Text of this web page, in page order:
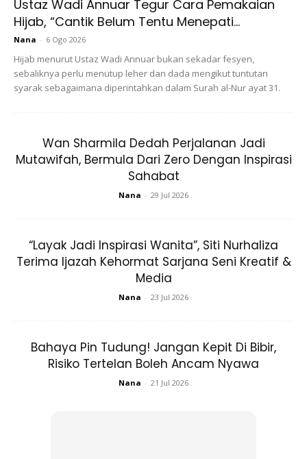
Nasi minyak & ayam percik with papadom
Ustaz Wadi Annuar Tegur Cara Pemakaian
Hijab, “Cantik Belum Tentu Menepati...
Nana - 6 Ogo 2026
Hijab menurut Ustaz Wadi Annuar bukan sekadar fesyen,
sebaliknya perlu menutup leher dan dada mengikut tuntutan
syarak sebagaimana diperintahkan dalam Surah al-Nur ayat 31.
Wan Sharmila Dedah Perjalanan Jadi
Mutawifah, Bermula Dari Zero Dengan Inspirasi
Sahabat
Nana - 29 Jul 2026
“Layak Jadi Inspirasi Wanita”, Siti Nurhaliza
Terima Ijazah Kehormat Sarjana Seni Kreatif &
Media
Nana - 23 Jul 2026
Bahaya Pin Tudung! Jangan Kepit Di Bibir,
Risiko Tertelan Boleh Ancam Nyawa
Nana - 21 Jul 2026